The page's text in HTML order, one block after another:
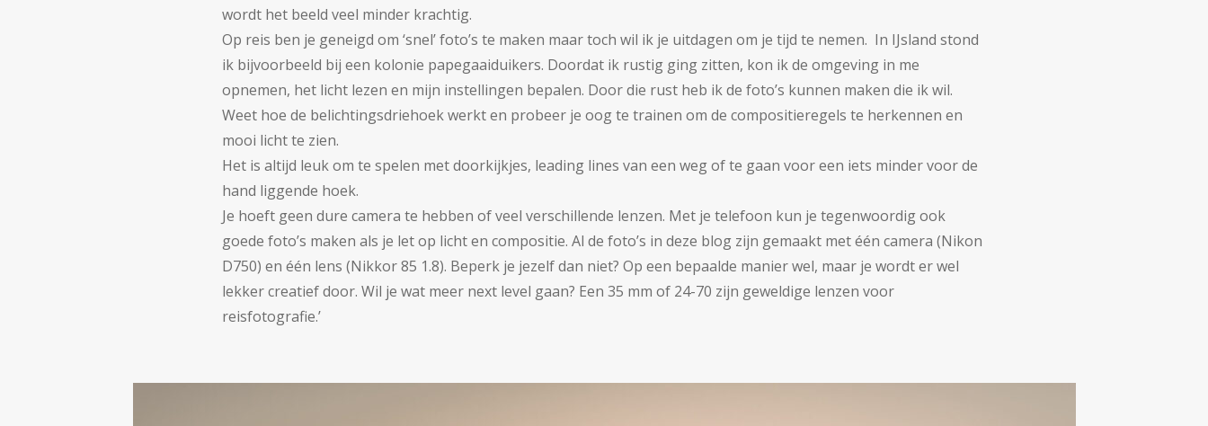
wordt het beeld veel minder krachtig.
Op reis ben je geneigd om ‘snel’ foto’s te maken maar toch wil ik je uitdagen om je tijd te nemen. In IJsland stond
ik bijvoorbeeld bij een kolonie papegaaiduikers. Doordat ik rustig ging zitten, kon ik de omgeving in me
opnemen, het licht lezen en mijn instellingen bepalen. Door die rust heb ik de foto’s kunnen maken die ik wil.
Weet hoe de belichtingsdriehoek werkt en probeer je oog te trainen om de compositieregels te herkennen en
mooi licht te zien.
Het is altijd leuk om te spelen met doorkijkjes, leading lines van een weg of te gaan voor een iets minder voor de
hand liggende hoek.
Je hoeft geen dure camera te hebben of veel verschillende lenzen. Met je telefoon kun je tegenwoordig ook
goede foto’s maken als je let op licht en compositie. Al de foto’s in deze blog zijn gemaakt met één camera (Nikon
D750) en één lens (Nikkor 85 1.8). Beperk je jezelf dan niet? Op een bepaalde manier wel, maar je wordt er wel
lekker creatief door. Wil je wat meer next level gaan? Een 35 mm of 24-70 zijn geweldige lenzen voor
reisfotografie.’